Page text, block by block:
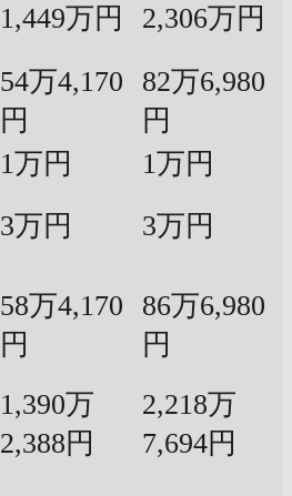
1,449万円
2,306万円
54万4,170
円
82万6,980
円
1万円
1万円
3万円
3万円
58万4,170
円
86万6,980
円
1,390万
2,388円
2,218万
7,694円